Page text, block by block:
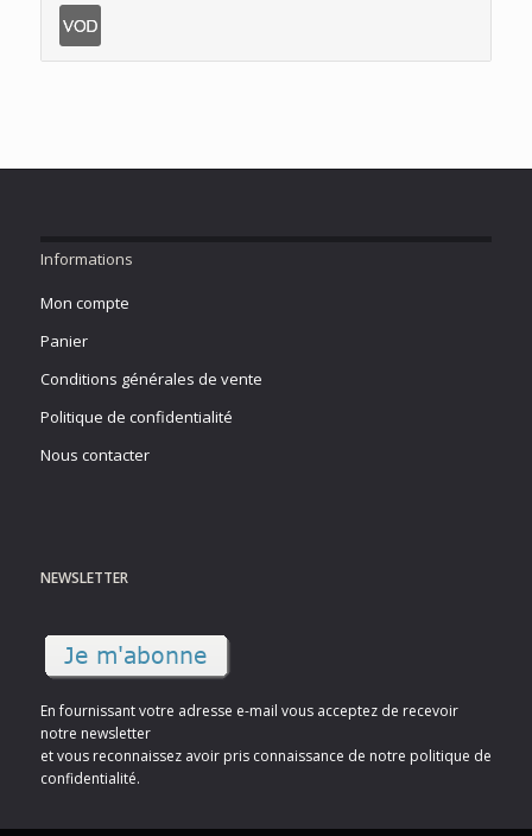
Informations
Mon compte
Panier
Conditions générales de vente
Politique de confidentialité
Nous contacter
NEWSLETTER
En fournissant votre adresse e-mail vous acceptez de recevoir
notre newsletter
et vous reconnaissez avoir pris connaissance de notre politique de
confidentialité.